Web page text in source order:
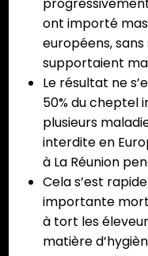
ont importé
européens,
supportaient
Le résultat ne
50% du cheptel
plusieurs
interdite en
à La Réunion
Cela s’est
importante
à tort les
matière